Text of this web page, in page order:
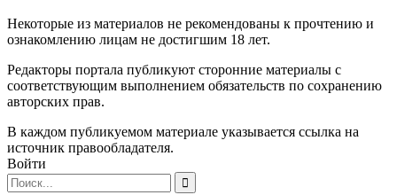
Некоторые из материалов не рекомендованы к прочтению и
ознакомлению лицам не достигшим 18 лет.
Редакторы портала публикуют сторонние материалы с
соответствующим выполнением обязательств по сохранению
авторских прав.
В каждом публикуемом материале указывается ссылка на
источник правообладателя.
Войти